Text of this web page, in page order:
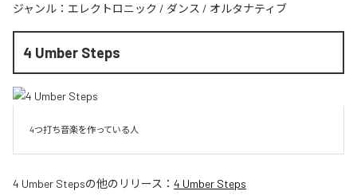
ジャンル： エレクトロニック / ダンス / オルタナティブ
4 Umber Steps
4つ打ち音楽を作っている人
4 Umber Stepsの他のリリース： 4 Umber Steps